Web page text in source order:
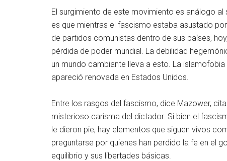
El surgimiento de este movimiento es análogo
es que mientras el fascismo estaba asustado
de partidos comunistas dentro de sus países,
pérdida de poder mundial. La debilidad
un mundo cambiante lleva a esto. La
apareció renovada en Estados Unidos.
Entre los rasgos del fascismo, dice Mazower,
misterioso carisma del dictador. Si bien el
le dieron pie, hay elementos que siguen vivos
preguntarse por quienes han perdido la fe en el
equilibrio y sus libertades básicas.